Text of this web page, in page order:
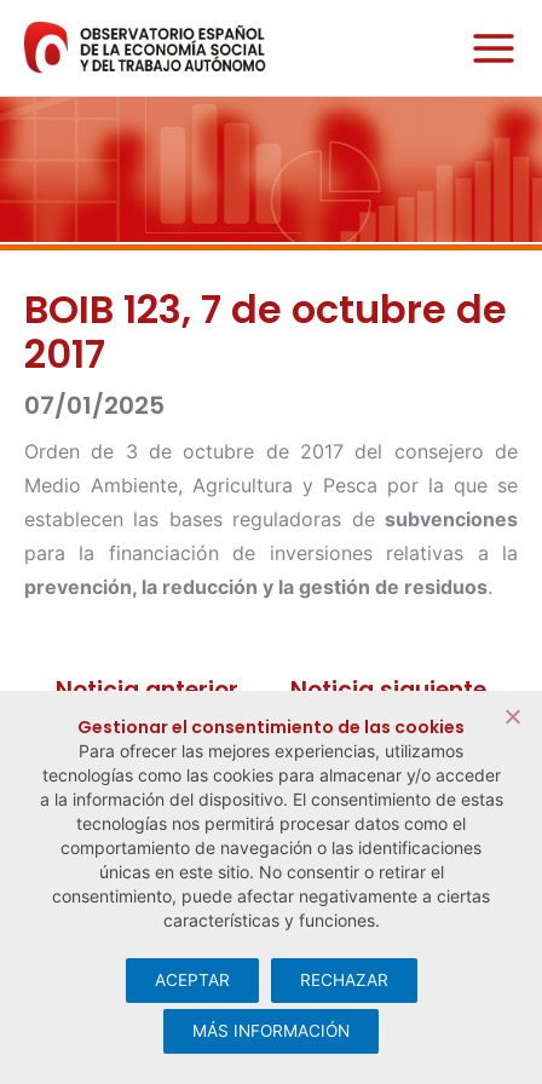
contenido
BOIB 123, 7 de octubre de
2017
07/01/2025
Orden de 3 de octubre de 2017 del consejero de
Medio Ambiente, Agricultura y Pesca por la que se
establecen las bases reguladoras de subvenciones
para la financiación de inversiones relativas a la
prevención, la reducción y la gestión de residuos.
← Noticia anterior Noticia siguiente →
© Observatorio Español de la Economía Social y del Trabajo
Aviso legal y política de privacidad
cookies· Desarrollo web:Visualco
Gestionar el consentimiento de las cookies
Para ofrecer las mejores experiencias, utilizamos
tecnologías como las cookies para almacenar y/o acceder
a la información del dispositivo. El consentimiento de estas
tecnologías nos permitirá procesar datos como el
comportamiento de navegación o las identificaciones
únicas en este sitio. No consentir o retirar el
consentimiento, puede afectar negativamente a ciertas
características y funciones.
ACEPTAR RECHAZAR
MÁS INFORMACIÓN